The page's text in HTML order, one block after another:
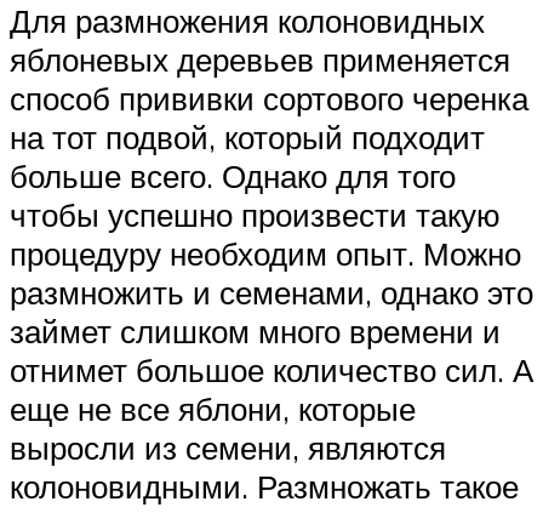
Для размножения колоновидных
яблоневых деревьев применяется
способ прививки сортового черенка
на тот подвой, который подходит
больше всего. Однако для того
чтобы успешно произвести такую
процедуру необходим опыт. Можно
размножить и семенами, однако это
займет слишком много времени и
отнимет большое количество сил. А
еще не все яблони, которые
выросли из семени, являются
колоновидными. Размножать такое